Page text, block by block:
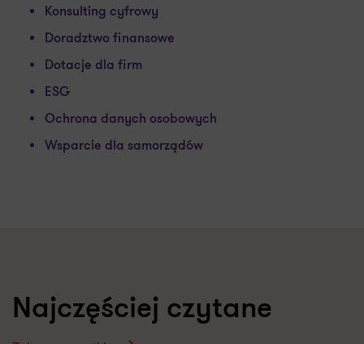
Konsulting cyfrowy
Doradztwo finansowe
Dotacje dla firm
ESG
Ochrona danych osobowych
Wsparcie dla samorządów
Najczęściej czytane